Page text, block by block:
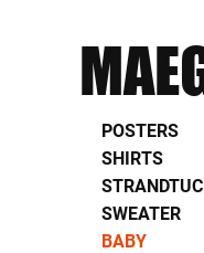
POSTERS
SHIRTS
SWEATER
BABY